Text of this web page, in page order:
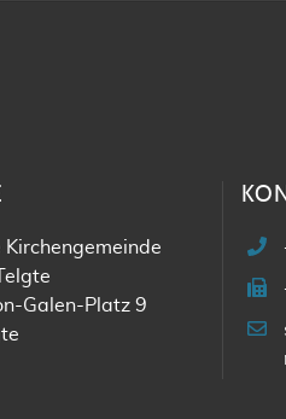
Kirchengemeinde
Galen-Platz 9